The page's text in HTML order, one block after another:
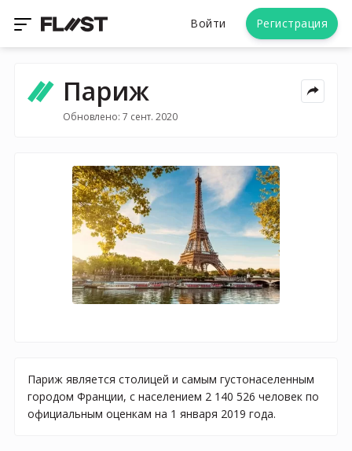
Войти Регистрация
Париж
Обновлено: 7 сент. 2020
Париж является столицей и самым густонаселенным
городом Франции, с населением 2 140 526 человек по
официальным оценкам на 1 января 2019 года.